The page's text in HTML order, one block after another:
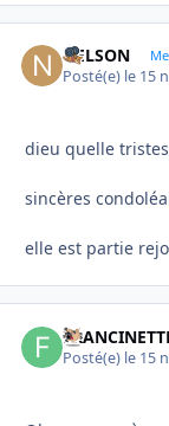
NELSON
Posté(e) le 15
dieu quelle
sincères
elle est partie
Posté(e) le 15